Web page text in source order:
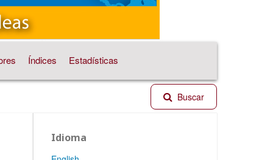
Índices Estadísticas
Buscar
Idioma